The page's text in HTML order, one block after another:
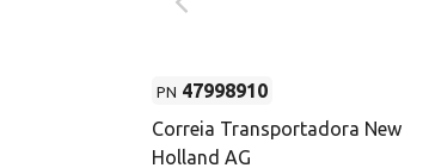
PN 47998910
Correia Transportadora New
Holland AG